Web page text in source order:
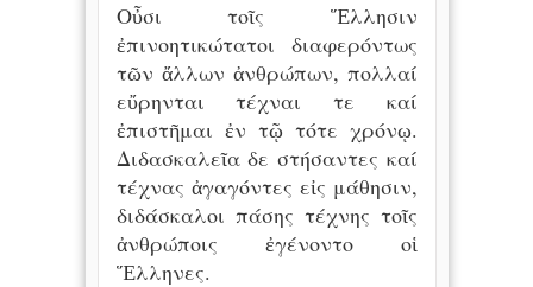
Οὖσι τοῖς Ἕλλησιν
ἐπινοητικώτατοι διαφερόντως
τῶν ἄλλων ἀνθρώπων, πολλαί
εὔρηνται τέχναι τε καί
ἐπιστῆμαι ἐν τῷ τότε χρόνῳ.
Διδασκαλεῖα δε στήσαντες καί
τέχνας ἀγαγόντες εἰς μάθησιν,
διδάσκαλοι πάσης τέχνης τοῖς
ἀνθρώποις ἐγένοντο οἱ
Ἕλληνες.